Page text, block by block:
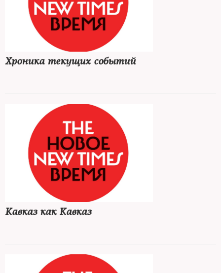
Хроника текущих событий
Кавказ как Кавказ